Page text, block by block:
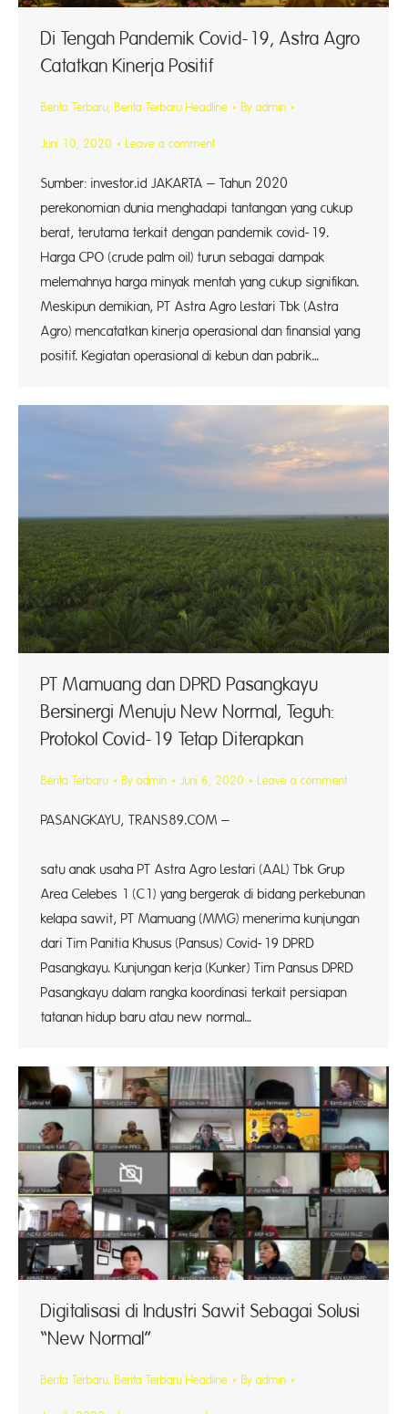
Di Tengah Pandemik Covid-19, Astra Agro
Catatkan Kinerja Positif
Berita Terbaru Berita Terbaru Headline By admin
Juni 10, 2020 Leave a comment
Sumber: investor.id JAKARTA – Tahun 2020
perekonomian dunia menghadapi tantangan yang cukup
berat, terutama terkait dengan pandemik covid-19.
Harga CPO (crude palm oil) turun sebagai dampak
melemahnya harga minyak mentah yang cukup signifikan.
Meskipun demikian, PT Astra Agro Lestari Tbk (Astra
Agro) mencatatkan kinerja operasional dan finansial yang
positif. Kegiatan operasional di kebun dan pabrik…
PT Mamuang dan DPRD Pasangkayu
Bersinergi Menuju New Normal, Teguh:
Protokol Covid-19 Tetap Diterapkan
Berita Terbaru By admin Juni 6, 2020 Leave a comment
PASANGKAYU, TRANS89.COM –
satu anak usaha PT Astra Agro Lestari (AAL) Tbk Grup
Area Celebes 1 (C1) yang bergerak di bidang perkebunan
kelapa sawit, PT Mamuang (MMG) menerima kunjungan
dari Tim Panitia Khusus (Pansus) Covid-19 DPRD
Pasangkayu. Kunjungan kerja (Kunker) Tim Pansus DPRD
Pasangkayu dalam rangka koordinasi terkait persiapan
tatanan hidup baru atau new normal…
Digitalisasi di Industri Sawit Sebagai Solusi
“New Normal”
Berita Terbaru, Berita Terbaru Headline By admin